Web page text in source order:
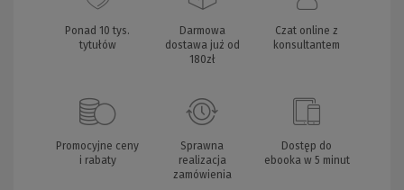
Ponad 10 tys.
tytułów
Darmowa
dostawa już od
180zł
Czat online z
konsultantem
Promocyjne ceny
i rabaty
Sprawna
realizacja
zamówienia
Dostęp do
ebooka w 5 minut